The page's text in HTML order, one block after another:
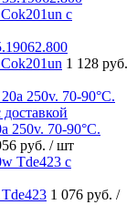
1 128 руб.
250v. 70-90°C.
руб. / шт
1 076 руб. /